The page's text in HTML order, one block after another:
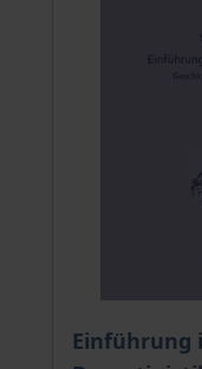
Einführung
Der Preis